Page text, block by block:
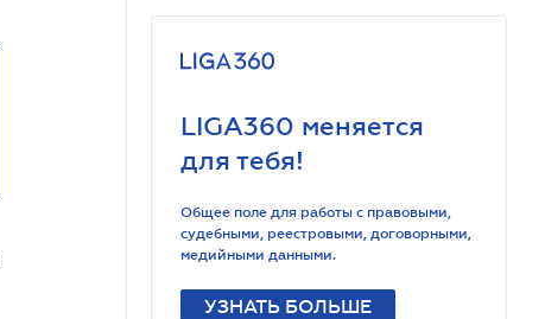
LIGA360 меняется
для тебя!
Общее поле для работы с правовыми,
судебными, реестровыми, договорными,
медийными данными.
УЗНАТЬ БОЛЬШЕ